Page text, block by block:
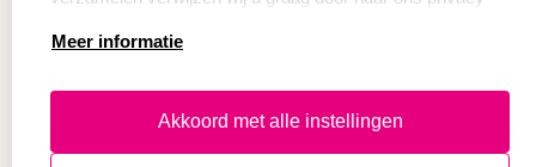
Instructie voor
Aanleverspecificaties
Safety Sheets
Meer informatie
Akkoord met alle instellingen